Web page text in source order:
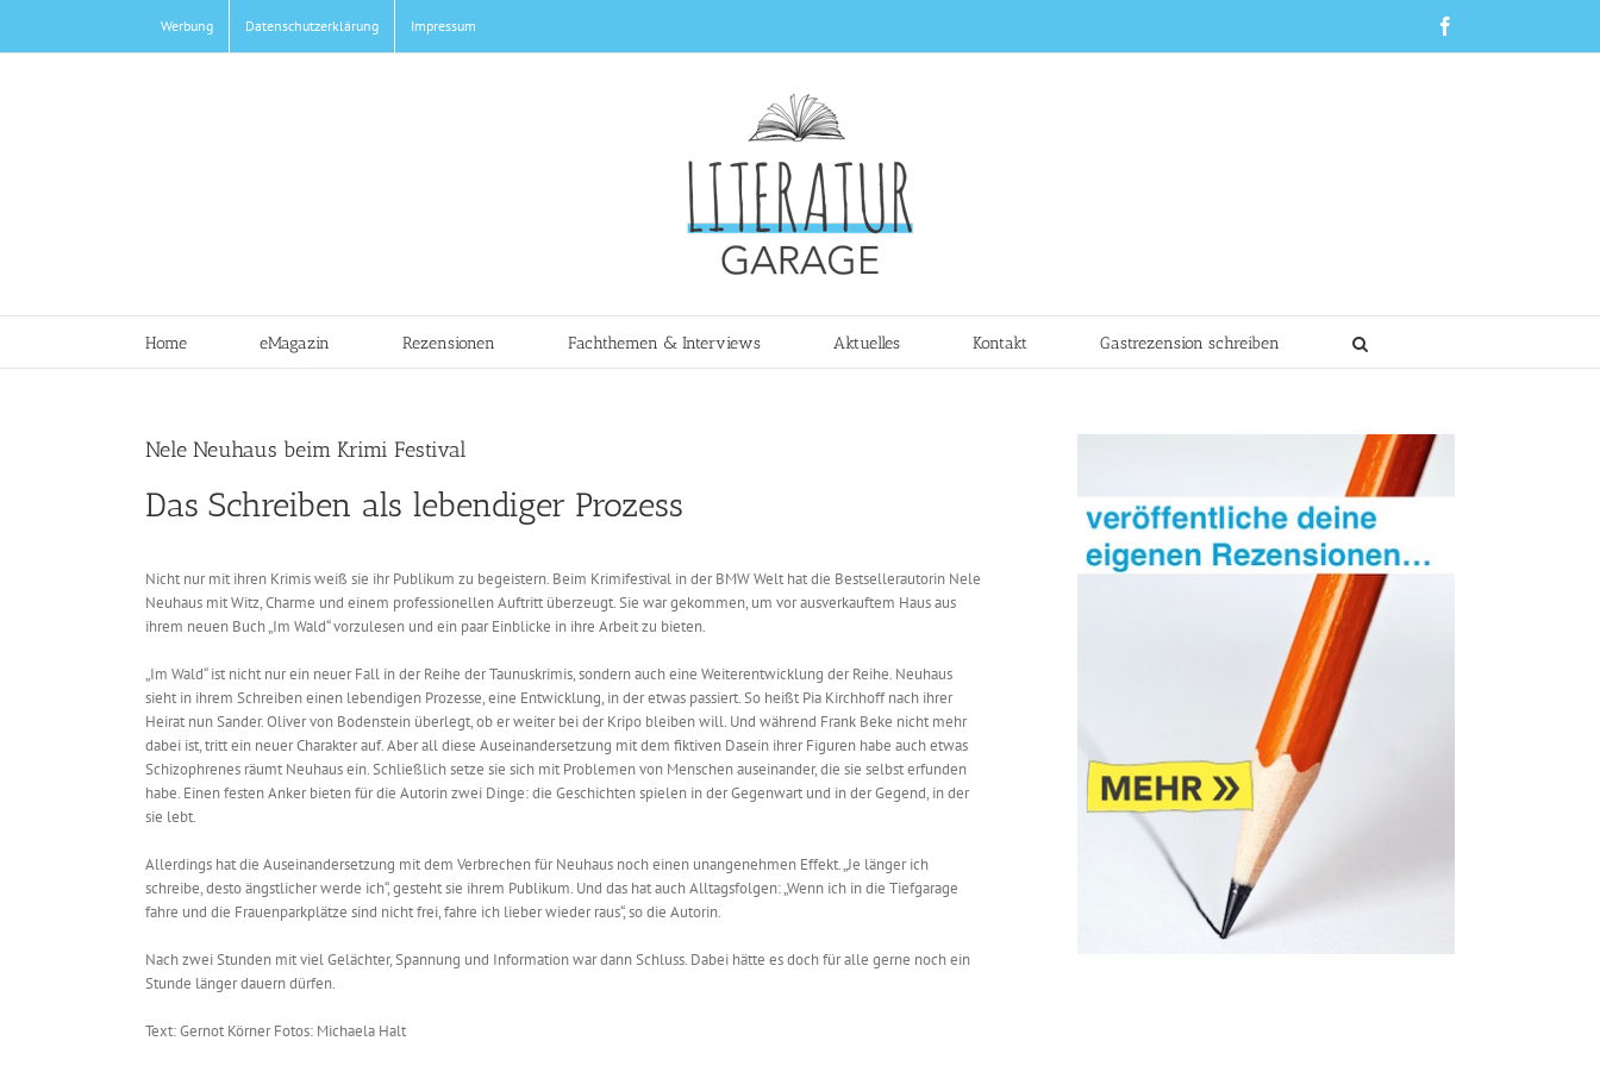
springen
Werbung Datenschutzerklärung Impressum
Home eMagazin Rezensionen Fachthemen & Interviews Aktuelles Kontakt Gastrezension schreiben
Nele Neuhaus beim Krimi Festival
Das Schreiben als lebendiger Prozess
Nicht nur mit ihren Krimis weiß sie ihr Publikum zu begeistern. Beim Krimifestival in der BMW Welt hat die Bestsellerautorin Nele
Neuhaus mit Witz, Charme und einem professionellen Auftritt überzeugt. Sie war gekommen, um vor ausverkauftem Haus aus
ihrem neuen Buch „Im Wald“ vorzulesen und ein paar Einblicke in ihre Arbeit zu bieten.
„Im Wald“ ist nicht nur ein neuer Fall in der Reihe der Taunuskrimis, sondern auch eine Weiterentwicklung der Reihe. Neuhaus
sieht in ihrem Schreiben einen lebendigen Prozesse, eine Entwicklung, in der etwas passiert. So heißt Pia Kirchhoff nach ihrer
Heirat nun Sander. Oliver von Bodenstein überlegt, ob er weiter bei der Kripo bleiben will. Und während Frank Beke nicht mehr
dabei ist, tritt ein neuer Charakter auf. Aber all diese Auseinandersetzung mit dem fiktiven Dasein ihrer Figuren habe auch etwas
Schizophrenes räumt Neuhaus ein. Schließlich setze sie sich mit Problemen von Menschen auseinander, die sie selbst erfunden
habe. Einen festen Anker bieten für die Autorin zwei Dinge: die Geschichten spielen in der Gegenwart und in der Gegend, in der
sie lebt.
Allerdings hat die Auseinandersetzung mit dem Verbrechen für Neuhaus noch einen unangenehmen Effekt. „Je länger ich
schreibe, desto ängstlicher werde ich“, gesteht sie ihrem Publikum. Und das hat auch Alltagsfolgen: „Wenn ich in die Tiefgarage
fahre und die Frauenparkplätze sind nicht frei, fahre ich lieber wieder raus“, so die Autorin.
Nach zwei Stunden mit viel Gelächter, Spannung und Information war dann Schluss. Dabei hätte es doch für alle gerne noch ein
Stunde länger dauern dürfen.
Text: Gernot Körner Fotos: Michaela Halt